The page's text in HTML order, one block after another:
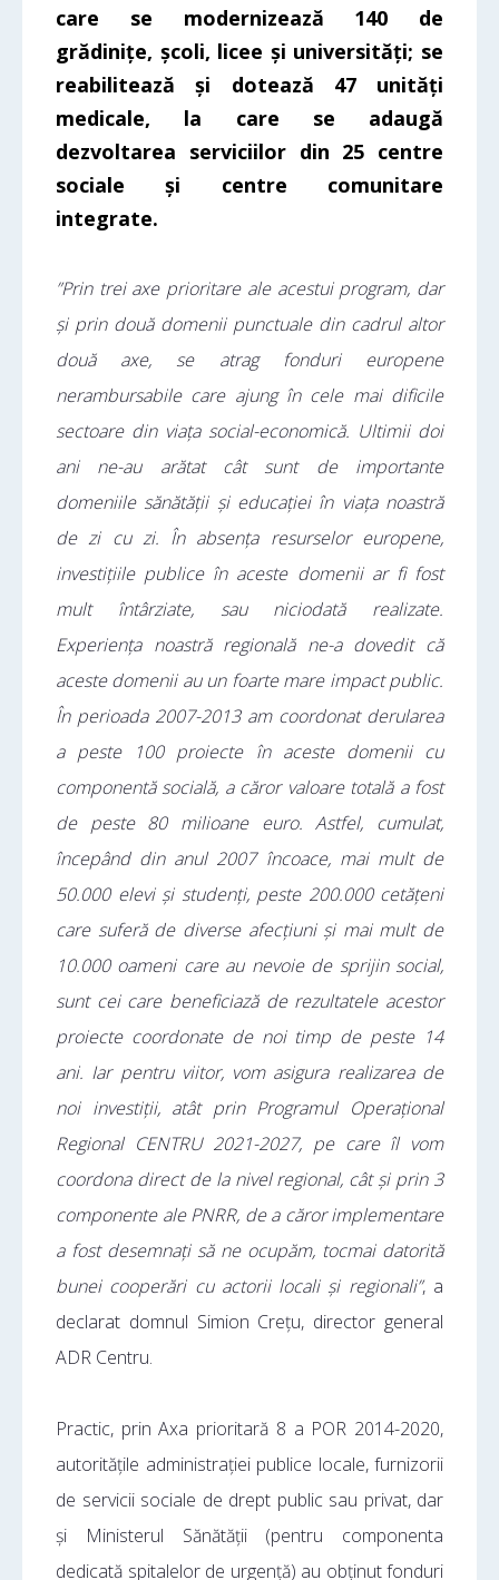
care se modernizează 140 de
grădinițe, școli, licee și universități; se
reabilitează și dotează 47 unități
medicale, la care se adaugă
dezvoltarea serviciilor din 25 centre
sociale și centre comunitare
integrate.
”Prin trei axe prioritare ale acestui program, dar
și prin două domenii punctuale din cadrul altor
două axe, se atrag fonduri europene
nerambursabile care ajung în cele mai dificile
sectoare din viața social-economică. Ultimii doi
ani ne-au arătat cât sunt de importante
domeniile sănătății și educației în viața noastră
de zi cu zi. În absența resurselor europene,
investițiile publice în aceste domenii ar fi fost
mult întârziate, sau niciodată realizate.
Experiența noastră regională ne-a dovedit că
aceste domenii au un foarte mare impact public.
În perioada 2007-2013 am coordonat derularea
a peste 100 proiecte în aceste domenii cu
componentă socială, a căror valoare totală a fost
de peste 80 milioane euro. Astfel, cumulat,
începând din anul 2007 încoace, mai mult de
50.000 elevi și studenți, peste 200.000 cetățeni
care suferă de diverse afecțiuni și mai mult de
10.000 oameni care au nevoie de sprijin social,
sunt cei care beneficiază de rezultatele acestor
proiecte coordonate de noi timp de peste 14
ani. Iar pentru viitor, vom asigura realizarea de
noi investiții, atât prin Programul Operațional
Regional CENTRU 2021-2027, pe care îl vom
coordona direct de la nivel regional, cât și prin 3
componente ale PNRR, de a căror implementare
a fost desemnați să ne ocupăm, tocmai datorită
bunei cooperări cu actorii locali și regionali”, a
declarat domnul Simion Crețu, director general
ADR Centru.
Practic, prin Axa prioritară 8 a POR 2014-2020,
autoritățile administrației publice locale, furnizorii
de servicii sociale de drept public sau privat, dar
și Ministerul Sănătății (pentru componenta
dedicată spitalelor de urgență) au obținut fonduri